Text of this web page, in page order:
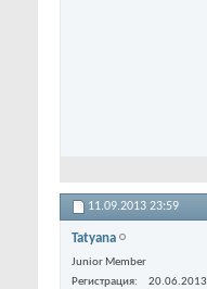
11.09.2013 23:59
Tatyana
Junior Member
Регистрация
20.06.2013